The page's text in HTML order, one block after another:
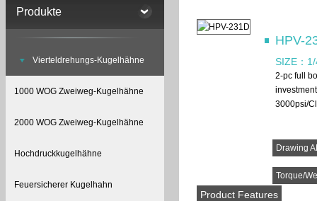
Produkte
Vierteldrehungs-Kugelhähne
1000 WOG Zweiweg-Kugelhähne
2000 WOG Zweiweg-Kugelhähne
Hochdruckkugelhähne
Feuersicherer Kugelhahn
HPV-
SIZE：
2-pc full
3000psi/
Drawing
Torque/
Product Features